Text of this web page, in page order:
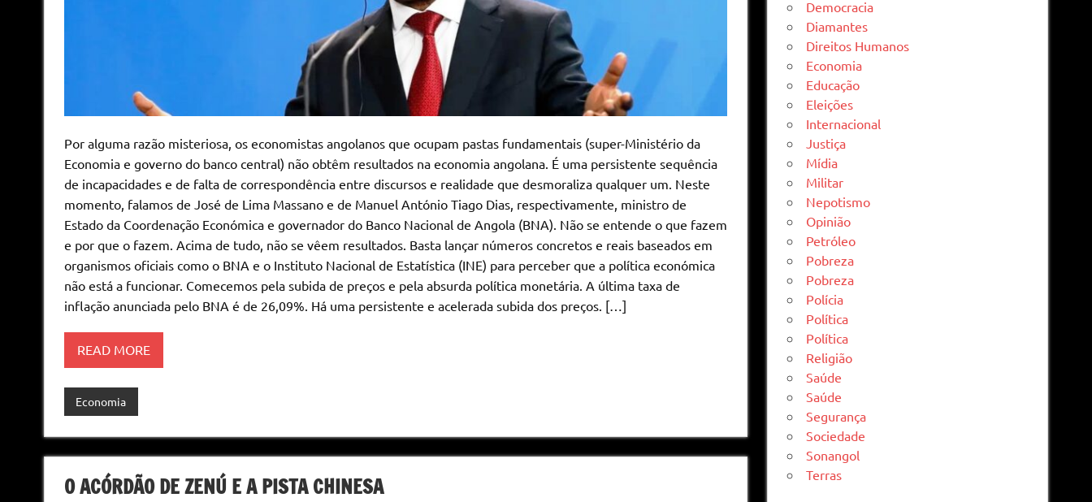
Por alguma razão misteriosa, os economistas angolanos que ocupam pastas fundamentais (super-Ministério da
Economia e governo do banco central) não obtêm resultados na economia angolana. É uma persistente sequência
de incapacidades e de falta de correspondência entre discursos e realidade que desmoraliza qualquer um. Neste
momento, falamos de José de Lima Massano e de Manuel António Tiago Dias, respectivamente, ministro de
Estado da Coordenação Económica e governador do Banco Nacional de Angola (BNA). Não se entende o que fazem
e por que o fazem. Acima de tudo, não se vêem resultados. Basta lançar números concretos e reais baseados em
organismos oficiais como o BNA e o Instituto Nacional de Estatística (INE) para perceber que a política económica
não está a funcionar. Comecemos pela subida de preços e pela absurda política monetária. A última taxa de
inflação anunciada pelo BNA é de 26,09%. Há uma persistente e acelerada subida dos preços. […]
READ MORE
Economia
O ACÓRDÃO DE ZENÚ E A PISTA CHINESA
Democracia
Diamantes
Direitos Humanos
Economia
Educação
Eleições
Internacional
Justiça
Mídia
Militar
Nepotismo
Opinião
Petróleo
Pobreza
Pobreza
Polícia
Política
Política
Religião
Saúde
Saúde
Segurança
Sociedade
Sonangol
Terras